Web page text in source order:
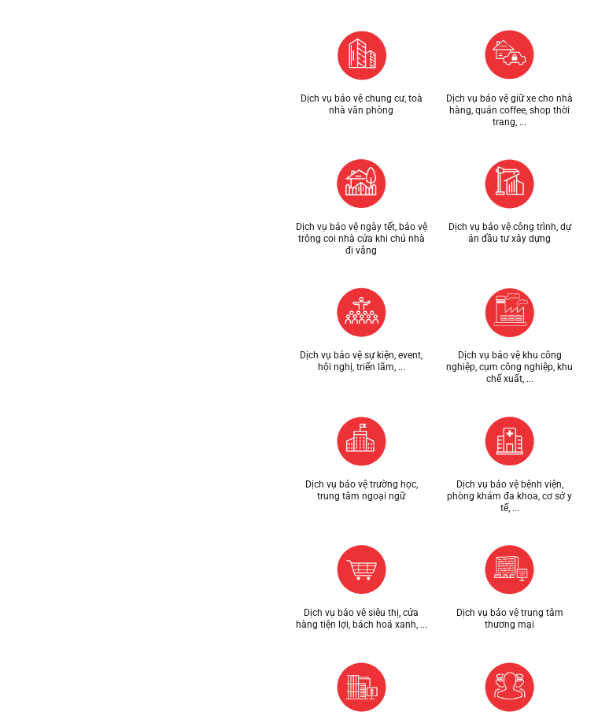
Dịch vụ bảo vệ chung cư, toà
nhà văn phòng
Dịch vụ bảo vệ giữ xe cho nhà
hàng, quán coffee, shop thời
trang, ...
Dịch vụ bảo vệ ngày tết, bảo vệ
trông coi nhà cửa khi chủ nhà
đi vắng
Dịch vụ bảo vệ công trình, dự
án đầu tư xây dựng
Dịch vụ bảo vệ sự kiện, event,
hội nghị, triển lãm, ...
Dịch vụ bảo vệ khu công
nghiệp, cụm công nghiệp, khu
chế xuất, ...
Dịch vụ bảo vệ trường học,
trung tâm ngoại ngữ
Dịch vụ bảo vệ bệnh viện,
phòng khám đa khoa, cơ sở y
tế, ...
Dịch vụ bảo vệ siêu thị, cửa
hàng tiện lợi, bách hoá xanh, ...
Dịch vụ bảo vệ trung tâm
thương mại